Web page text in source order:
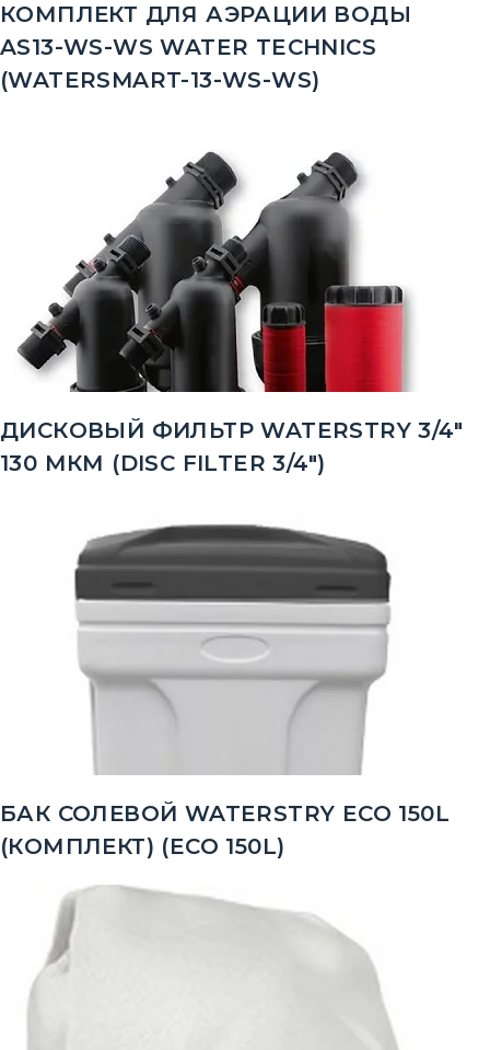
КОМПЛЕКТ ДЛЯ АЭРАЦИИ ВОДЫ
AS13-WS-WS WATER TECHNICS
(WATERSMART-13-WS-WS)
ДИСКОВЫЙ ФИЛЬТР WATERSTRY 3/4"
130 МКМ (DISC FILTER 3/4")
БАК СОЛЕВОЙ WATERSTRY ECO 150L
(КОМПЛЕКТ) (ECO 150L)